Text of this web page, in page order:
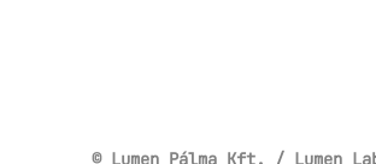
© Lumen Pálma Kft. / Lumen